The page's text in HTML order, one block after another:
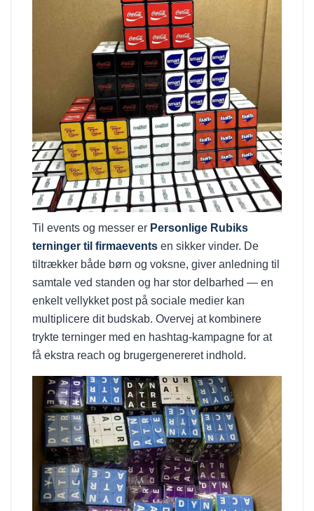
Til events og messer er Personlige Rubiks
terninger til firmaevents en sikker vinder. De
tiltrækker både børn og voksne, giver anledning til
samtale ved standen og har stor delbarhed — en
enkelt vellykket post på sociale medier kan
multiplicere dit budskab. Overvej at kombinere
trykte terninger med en hashtag-kampagne for at
få ekstra reach og brugergenereret indhold.